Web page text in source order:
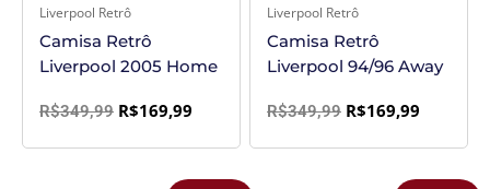
Liverpool Retrô
Camisa Retrô
Liverpool 2005 Home
R$349,99 R$169,99
Liverpool Retrô
Camisa Retrô
Liverpool 94/96 Away
R$349,99 R$169,99